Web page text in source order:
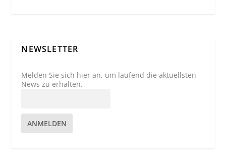
NEWSLETTER
Melden Sie sich hier an, um laufend die aktuellsten
News zu erhalten.
ANMELDEN